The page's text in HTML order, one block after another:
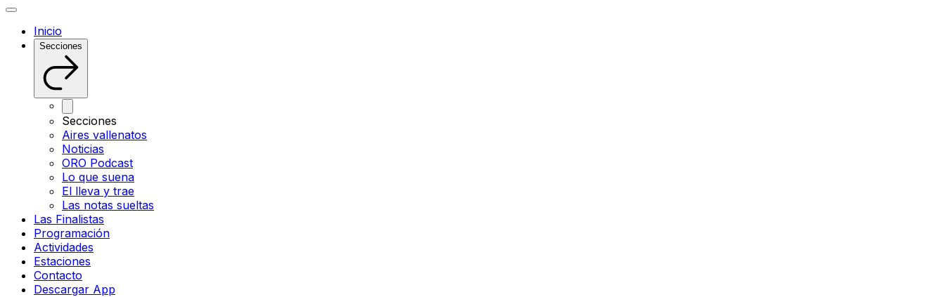
Inicio
Secciones
Secciones
Aires vallenatos
Noticias
ORO Podcast
Lo que suena
El lleva y trae
Las notas sueltas
Las Finalistas
Programación
Actividades
Estaciones
Contacto
Descargar App